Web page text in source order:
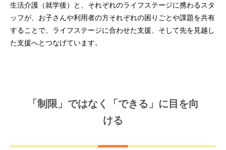
生活介護（就学後）と、それぞれのライフステージに携わるスタ
ッフが、お子さんや利用者の方それぞれの困りごとや課題を共有
することで、ライフステージに合わせた支援、そして先を見越し
た支援へとつなげています。
「制限」ではなく「できる」に目を向
ける